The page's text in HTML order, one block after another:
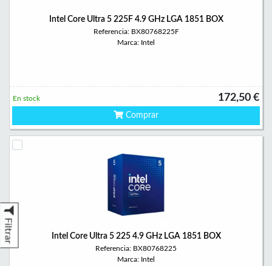
Filtrar
Intel Core Ultra 5 225F 4.9 GHz LGA 1851 BOX
Referencia: BX80768225F
Marca: Intel
172,50 €
En stock
Comprar
Intel Core Ultra 5 225 4.9 GHz LGA 1851 BOX
Referencia: BX80768225
Marca: Intel